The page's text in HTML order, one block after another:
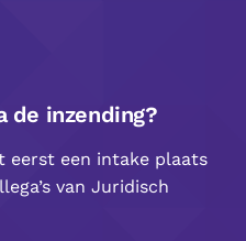
de inzending?
eerst een intake plaats
van Juridisch